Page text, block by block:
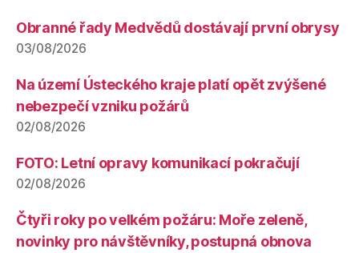
Obranné řady Medvědů dostávají první obrysy
03/08/2026
Na území Ústeckého kraje platí opět zvýšené
nebezpečí vzniku požárů
02/08/2026
FOTO: Letní opravy komunikací pokračují
02/08/2026
Čtyři roky po velkém požáru: Moře zeleně,
novinky pro návštěvníky, postupná obnova